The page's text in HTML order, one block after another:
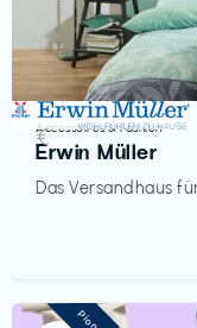
Accessoires & Fashion
Erwin Müller
Das Versandhaus
€‎